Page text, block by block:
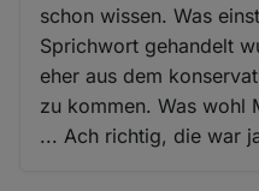
schon wissen. Was
Sprichwort gehandelt
eher aus dem
zu kommen. Was wohl
... Ach richtig, die war